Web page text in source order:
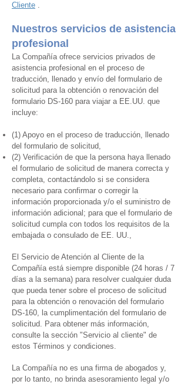
Cliente .
Nuestros servicios de asistencia
profesional
La Compañía ofrece servicios privados de
asistencia profesional en el proceso de
traducción, llenado y envío del formulario de
solicitud para la obtención o renovación del
formulario DS-160 para viajar a EE.UU. que
incluye:
(1) Apoyo en el proceso de traducción, llenado
del formulario de solicitud,
(2) Verificación de que la persona haya llenado
el formulario de solicitud de manera correcta y
completa, contactándolo si se considera
necesario para confirmar o corregir la
información proporcionada y/o el suministro de
información adicional; para que el formulario de
solicitud cumpla con todos los requisitos de la
embajada o consulado de EE. UU.,
El Servicio de Atención al Cliente de la
Compañía está siempre disponible (24 horas / 7
días a la semana) para resolver cualquier duda
que pueda tener sobre el proceso de solicitud
para la obtención o renovación del formulario
DS-160, la cumplimentación del formulario de
solicitud. Para obtener más información,
consulte la sección "Servicio al cliente" de
estos Términos y condiciones.
La Compañía no es una firma de abogados y,
por lo tanto, no brinda asesoramiento legal y/o